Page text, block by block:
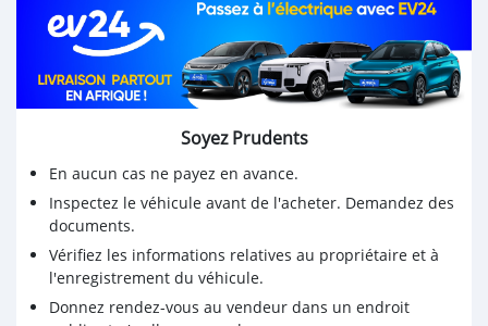
sophistication.
Experience comfort, innovation, and efficiency with the
DONGFENG YUEXIANG.
Contact us today to learn more and schedule your test
Soyez Prudents
En aucun cas ne payez en avance.
Inspectez le véhicule avant de l'acheter. Demandez des
documents.
Vérifiez les informations relatives au propriétaire et à
l'enregistrement du véhicule.
Donnez rendez-vous au vendeur dans un endroit